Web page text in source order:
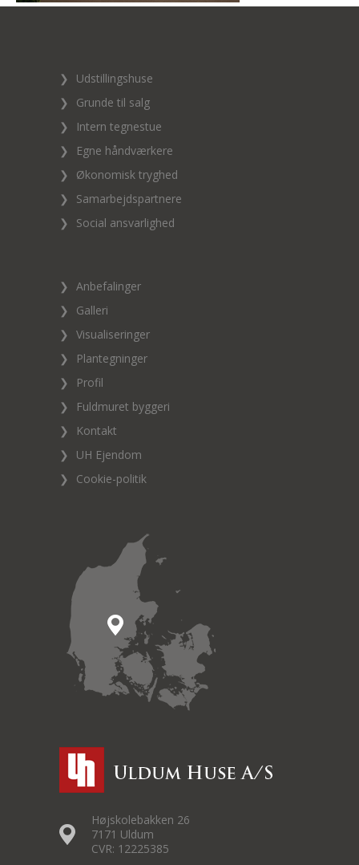
❯
Udstillingshuse
❯
Grunde til salg
❯
Intern tegnestue
❯
Egne håndværkere
❯
Økonomisk tryghed
❯
Samarbejdspartnere
❯
Social ansvarlighed
❯ Anbefalinger
❯
Galleri
❯ Visualiseringer
❯
Plantegninger
❯
Profil
❯
Fuldmuret byggeri
❯
Kontakt
❯
UH Ejendom
❯
Cookie-politik
Højskolebakken 26
7171 Uldum
CVR: 12225385